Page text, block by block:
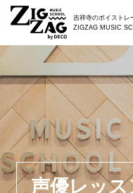
吉祥寺のボイストレ
ZIGZAG MUSIC
声優レッ